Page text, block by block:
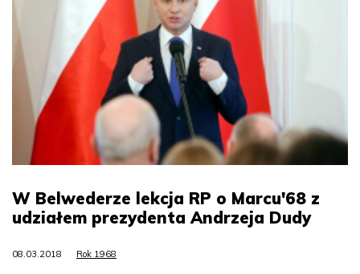
W Belwederze lekcja RP o Marcu'68 z
udziałem prezydenta Andrzeja Dudy
08.03.2018 Rok 1968